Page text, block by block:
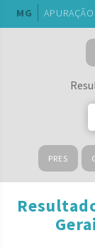
MG APURAÇÃO
PRES